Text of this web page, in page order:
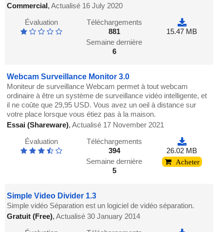
Commercial,Actualisé 16 July 2020
Évaluation
Téléchargements
881
Semaine dernière
6
15.47 MB
Webcam Surveillance Monitor 3.0
Moniteur de surveillance Webcam permet à tout webcam
ordinaire à être un système de surveillance vidéo intelligente, et
il ne coûte que 29,95 USD. Vous avez un oeil à distance sur
votre place lorsque vous étiez pas à la maison.
Essai (Shareware),Actualisé 17 November 2021
Évaluation
Téléchargements
394
Semaine dernière
5
26.02 MB
Acheter
Simple Video Divider 1.3
Simple vidéo Séparation est un logiciel de vidéo séparation.
Gratuit (Free),Actualisé 30 January 2014